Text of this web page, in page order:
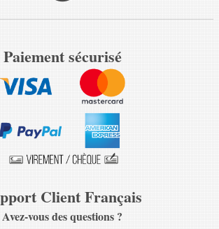
Paiement sécurisé
Client Français
Avez-vous des questions ?